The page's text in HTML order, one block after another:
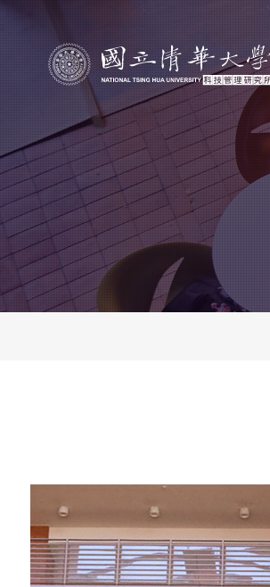
關於我們
About
起源
Origin
發展方向
Development
未來展望
Future Prospect
課程特色
Program
碩士班
Master's
Program
課程地圖
Curriculum
特色課程
Unique courses